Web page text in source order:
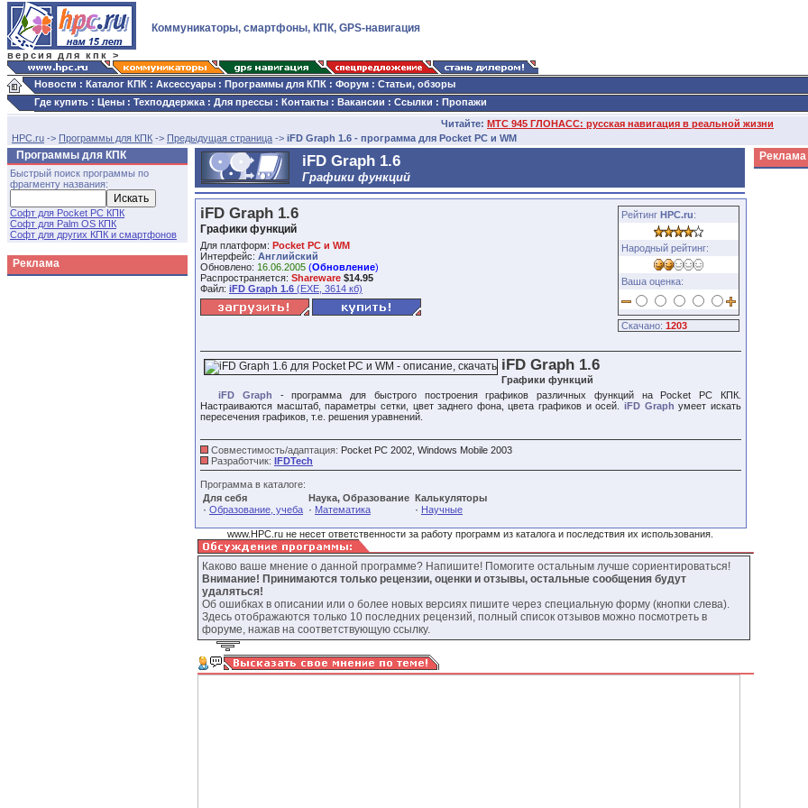
версия для кпк >
Коммуникаторы, смартфоны, КПК, GPS-навигация
Новости : Каталог КПК : Аксессуары : Программы для КПК : Форум : Статьи, обзоры
Где купить : Цены : Техподдержка : Для прессы : Контакты : Вакансии : Ссылки : Пропажи
Читайте: МТС 945 ГЛОНАСС: русская навигация в реальной жизни
HPC.ru -> Программы для КПК -> Предыдущая страница -> iFD Graph 1.6 - программа для Pocket PC и WM
Программы для КПК
Быстрый поиск программы по
фрагменту названия:
Софт для Pocket PC КПК
Софт для Palm OS КПК
Софт для других КПК и смартфонов
Реклама
iFD Graph 1.6
Графики функций
Рейтинг HPC.ru:
Народный рейтинг:
Ваша оценка:
Скачано: 1203
iFD Graph 1.6
Графики функций
Для платформ: Pocket PC и WM
Интерфейс: Английский
Обновлено: 16.06.2005 (Обновление)
Распространяется: Shareware $14.95
Файл: iFD Graph 1.6 (EXE, 3614 кб)
iFD Graph 1.6
Графики функций
iFD Graph - программа для быстрого построения графиков различных функций на Pocket PC КПК.
Настраиваются масштаб, параметры сетки, цвет заднего фона, цвета графиков и осей.iFD Graph умеет искать
пересечения графиков, т.е. решения уравнений.
Совместимость/адаптация: Pocket PC 2002, Windows Mobile 2003
Разработчик: IFDTech
Программа в каталоге:
Для себя
· Образование, учеба
Наука, Образование
· Математика
Калькуляторы
· Научные
www.HPC.ru не несет ответственности за работу программ из каталога и последствия их использования.
Каково ваше мнение о данной программе? Напишите! Помогите остальным лучше сориентироваться!
Внимание! Принимаются только рецензии, оценки и отзывы, остальные сообщения будут
удаляться!
Об ошибках в описании или о более новых версиях пишите через специальную форму (кнопки слева).
Здесь отображаются только 10 последних рецензий, полный список отзывов можно посмотреть в
форуме, нажав на соответствующую ссылку.
Реклама